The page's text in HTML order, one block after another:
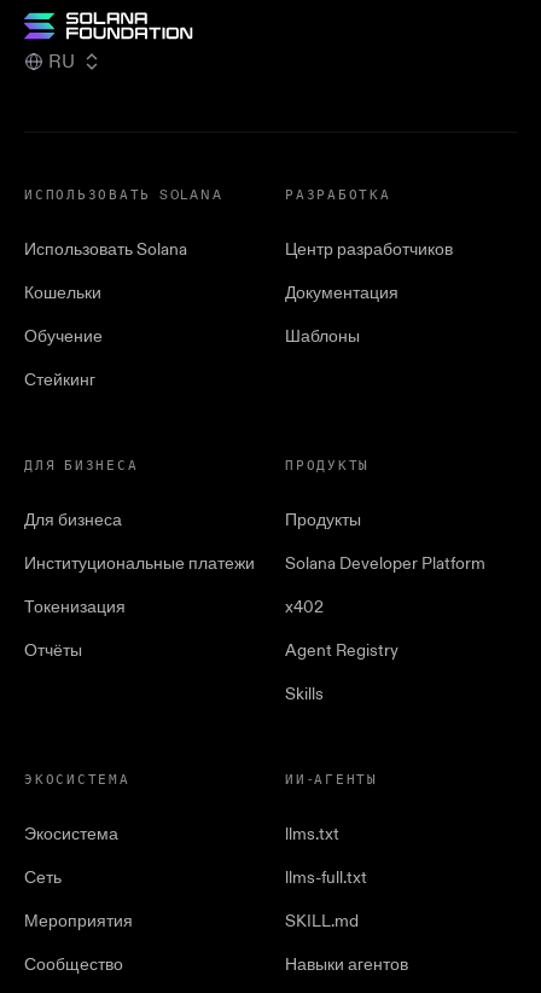
RU
ИСПОЛЬЗОВАТЬ SOLANA
Использовать Solana
Кошельки
Обучение
Стейкинг
РАЗРАБОТКА
Центр разработчиков
Документация
Шаблоны
ДЛЯ БИЗНЕСА
Для бизнеса
Институциональные платежи
Токенизация
Отчёты
ПРОДУКТЫ
Продукты
Solana Developer Platform
x402
Agent Registry
Skills
ЭКОСИСТЕМА
Экосистема
Сеть
Мероприятия
Сообщество
ИИ-АГЕНТЫ
llms.txt
llms-full.txt
SKILL.md
Навыки агентов